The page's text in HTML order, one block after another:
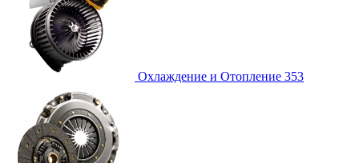
Охлаждение и Отопление 353